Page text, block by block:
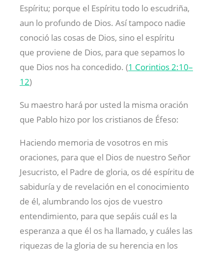
Espíritu; porque el Espíritu todo lo escudriña,
aun lo profundo de Dios. Así tampoco nadie
conoció las cosas de Dios, sino el espíritu
que proviene de Dios, para que sepamos lo
que Dios nos ha concedido. (1 Corintios 2:10–
12)
Su maestro hará por usted la misma oración
que Pablo hizo por los cristianos de Éfeso:
Haciendo memoria de vosotros en mis
oraciones, para que el Dios de nuestro Señor
Jesucristo, el Padre de gloria, os dé espíritu de
sabiduría y de revelación en el conocimiento
de él, alumbrando los ojos de vuestro
entendimiento, para que sepáis cuál es la
esperanza a que él os ha llamado, y cuáles las
riquezas de la gloria de su herencia en los